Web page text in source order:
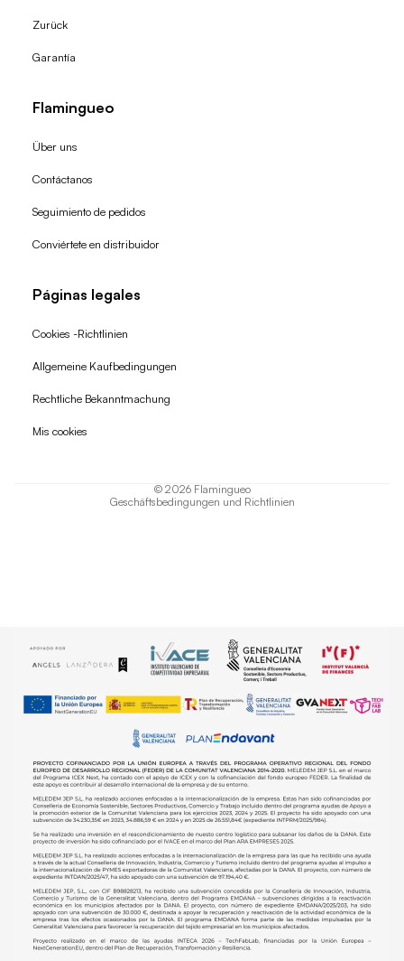
Zurück
Garantía
Flamingueo
Über uns
Contáctanos
Seguimiento de pedidos
Conviértete en distribuidor
Páginas legales
Cookies -Richtlinien
Allgemeine Kaufbedingungen
Rechtliche Bekanntmachung
Mis cookies
© 2026 Flamingueo
Geschäftsbedingungen und Richtlinien
Widerrufsrecht